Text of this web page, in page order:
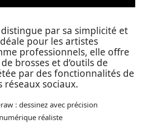
distingue par sa simplicité et
pour les artistes
professionnels, elle offre
brosses et d’outils de
par des fonctionnalités de
réseaux sociaux.
: dessinez avec précision
réaliste